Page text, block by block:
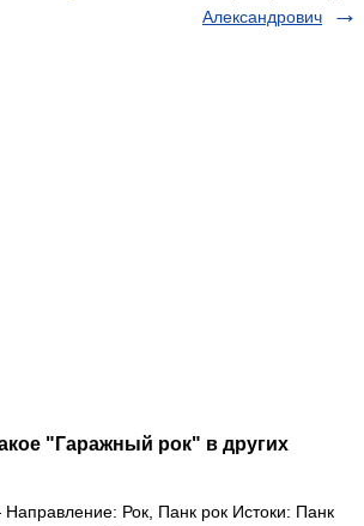
Александрович
"Гаражный рок" в других
Рок, Панк рок Истоки: Панк